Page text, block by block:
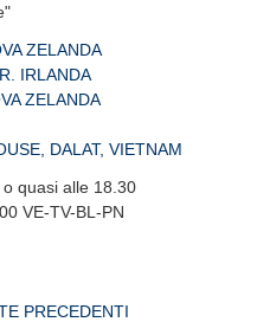
ZELANDA
IRLANDA
ZELANDA
DALAT, VIETNAM
quasi alle 18.30
VE-TV-BL-PN
PRECEDENTI